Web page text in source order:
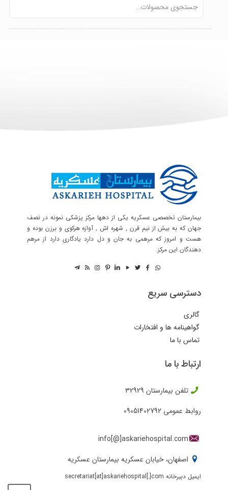
بیمارستان تخصصی عسکریه یکی از دهها مرکز پزشکی نمونه در نصف
جهان که به بیش از نیم قرن , شهره اش , آوازه هرکوی و برزن بوده و
هست و امروز که مرهمی به جان و دل دارد یادگاری دارد از مرهم
دهندگان این مرکز.
دسترسی سریع
گالری
گواهینامه ها و افتخارات
تماس با ما
ارتباط با ما
تلفن بیمارستان 32929
روابط عمومی 09051402792
info[@]askariehospital.com
اصفهان، خیابان عسکریه بیمارستان عسکریه
ایمیل دبیرخانه secretariat[at]askariehospital[.]com